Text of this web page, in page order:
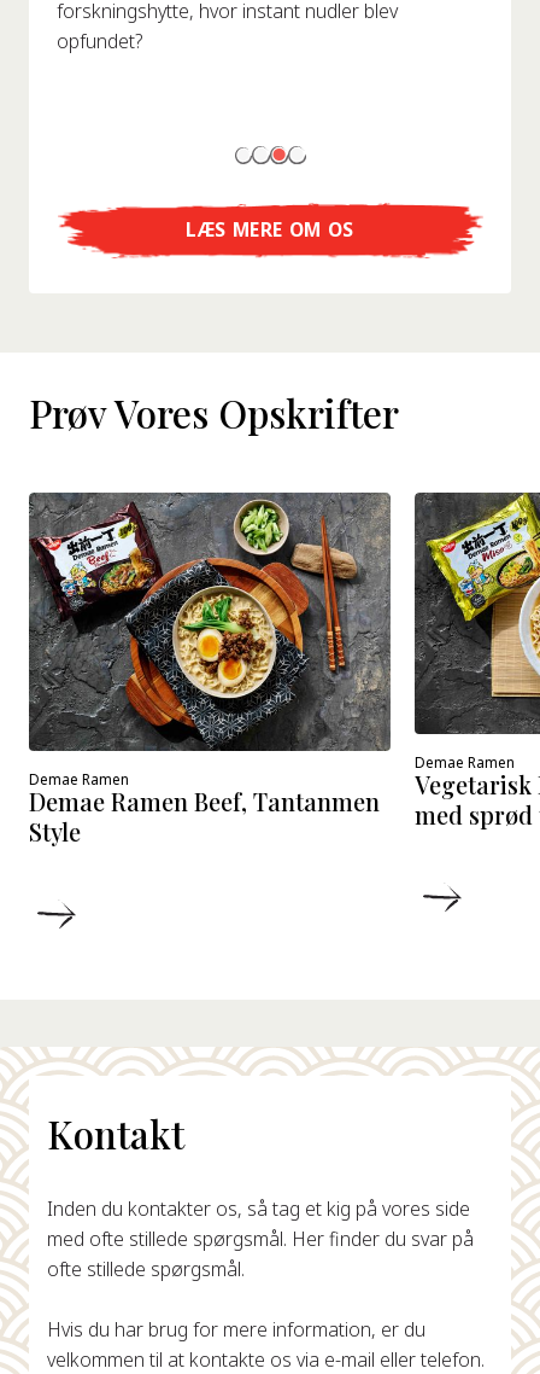
forskningshytte, hvor instant nudler blev
opfundet?
LÆS MERE OM OS
Prøv Vores Opskrifter
Demae Ramen
Demae Ramen Beef, Tantanmen
Style
Demae Ramen
Vegetarisk
med
Kontakt
Inden du kontakter os, så tag et kig på vores side
med ofte stillede spørgsmål. Her finder du svar på
ofte stillede spørgsmål.
Hvis du har brug for mere information, er du
velkommen til at kontakte os via e-mail eller telefon.